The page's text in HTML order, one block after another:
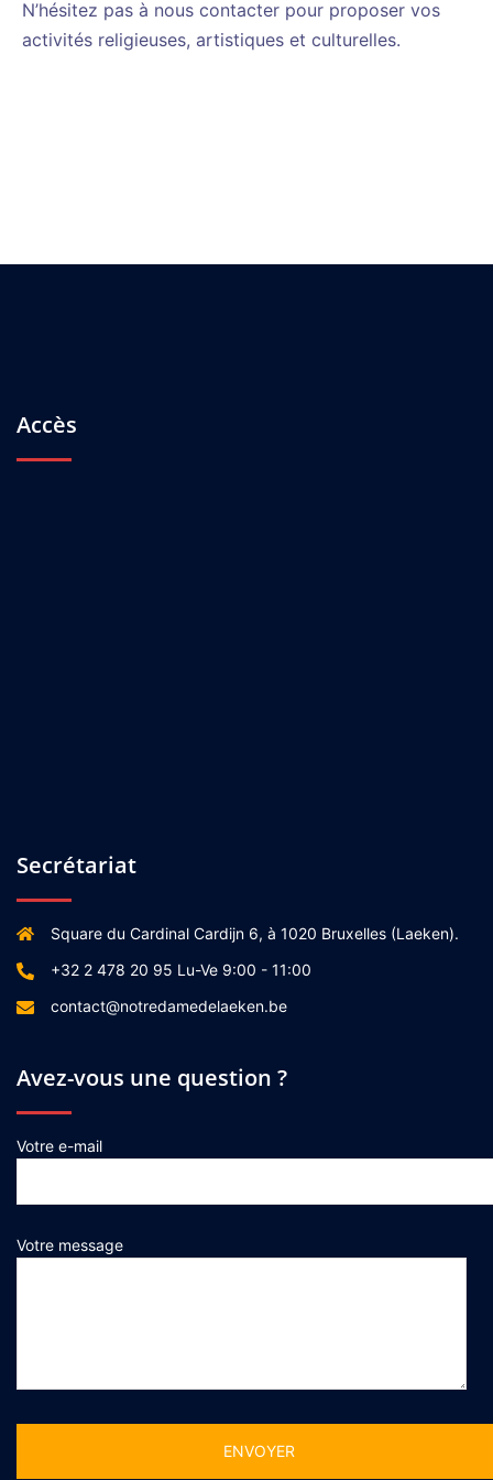
N’hésitez pas à nous contacter pour proposer vos
activités religieuses, artistiques et culturelles.
Accès
Secrétariat
Square du Cardinal Cardijn 6, à 1020 Bruxelles (Laeken).
+32 2 478 20 95 Lu-Ve 9:00 - 11:00
contact@notredamedelaeken.be
Avez-vous une question ?
Votre e-mail
Votre message